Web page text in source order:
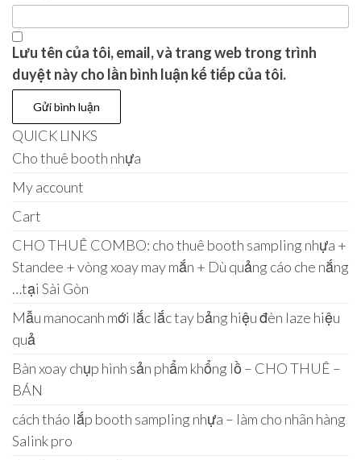
Lưu tên của tôi, email, và trang web trong trình
duyệt này cho lần bình luận kế tiếp của tôi.
QUICK LINKS
Cho thuê booth nhựa
My account
Cart
CHO THUÊ COMBO: cho thuê booth sampling nhựa +
Standee + vòng xoay may mắn + Dù quảng cáo che nắng
…tại Sài Gòn
Mẫu manocanh mới lắc lắc tay bảng hiệu đèn laze hiệu
quả
Bàn xoay chụp hình sản phẩm khổng lồ – CHO THUÊ –
BÁN
cách tháo lắp booth sampling nhựa – làm cho nhãn hàng
Salink pro